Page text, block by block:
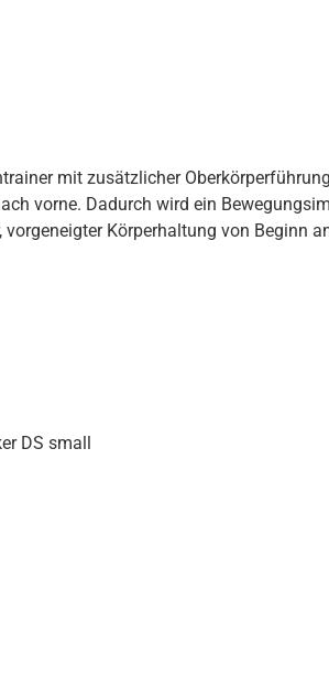
mit zusätzlicher
vorne. Dadurch wird ein
vorgeneigter Körperhaltung von Beginn
Einfache Verstellung &
schmaler Sitz | absenkbare, gefederte